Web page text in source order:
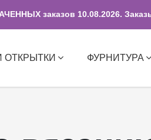
заказов 10.08.2026.
ОТКРЫТКИ ФУРНИТУРА